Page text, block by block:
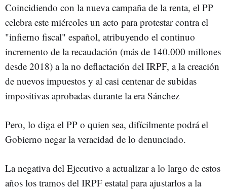
Coincidiendo con la nueva campaña de la renta, el PP
celebra este miércoles un acto para protestar contra el
"infierno fiscal" español, atribuyendo el continuo
incremento de la recaudación (más de 140.000 millones
desde 2018) a la no deflactación del IRPF, a la creación
de nuevos impuestos y al casi centenar de subidas
impositivas aprobadas durante la era Sánchez
Pero, lo diga el PP o quien sea, difícilmente podrá el
Gobierno negar la veracidad de lo denunciado.
La negativa del Ejecutivo a actualizar a lo largo de estos
años los tramos del IRPF estatal para ajustarlos a la